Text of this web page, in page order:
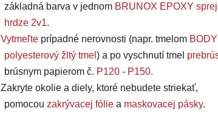
základná barva v jednom BRUNOX EPOXY
hrdze 2v1.
Vytmeľte prípadné nerovnosti (napr. tmelom
polyesterový žltý tmel ) a po vyschnutí tmel
brúsnym papierom č. P120 - P150.
Zakryte okolie a diely, ktoré nebudete striekať,
pomocou zakrývacej fólie a maskovacej pásky.